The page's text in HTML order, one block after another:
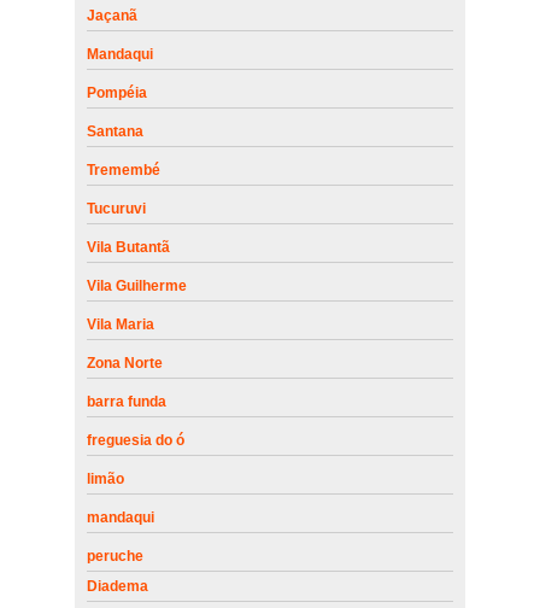
Jaçanã
Mandaqui
Pompéia
Santana
Tremembé
Tucuruvi
Vila Butantã
Vila Guilherme
Vila Maria
Zona Norte
barra funda
freguesia do ó
limão
mandaqui
peruche
Diadema